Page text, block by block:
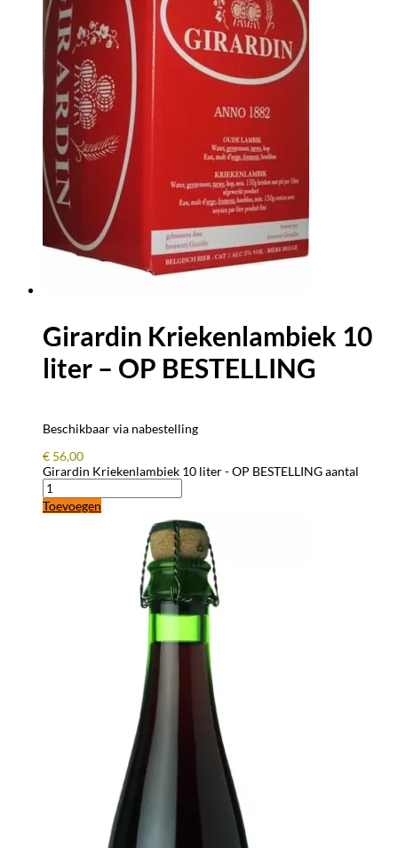
Girardin Kriekenlambiek 10
liter – OP BESTELLING
Beschikbaar via nabestelling
€ 56,00
Girardin Kriekenlambiek 10 liter - OP BESTELLING aantal
Toevoegen